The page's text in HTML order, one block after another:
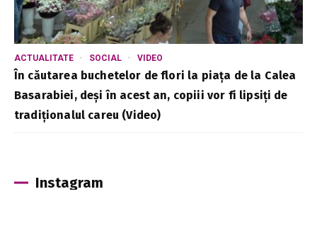
ACTUALITATE SOCIAL VIDEO
În căutarea buchetelor de flori la piața de la Calea
Basarabiei, deși în acest an, copiii vor fi lipsiți de
tradiționalul careu (Video)
Instagram